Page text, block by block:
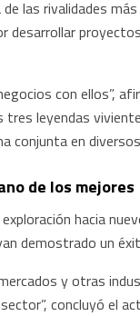
las rivalidades
desarrollar
con ellos”,
tres leyendas
conjunta en
de los mejores
hacia
demostrado un
y otras
concluyó el